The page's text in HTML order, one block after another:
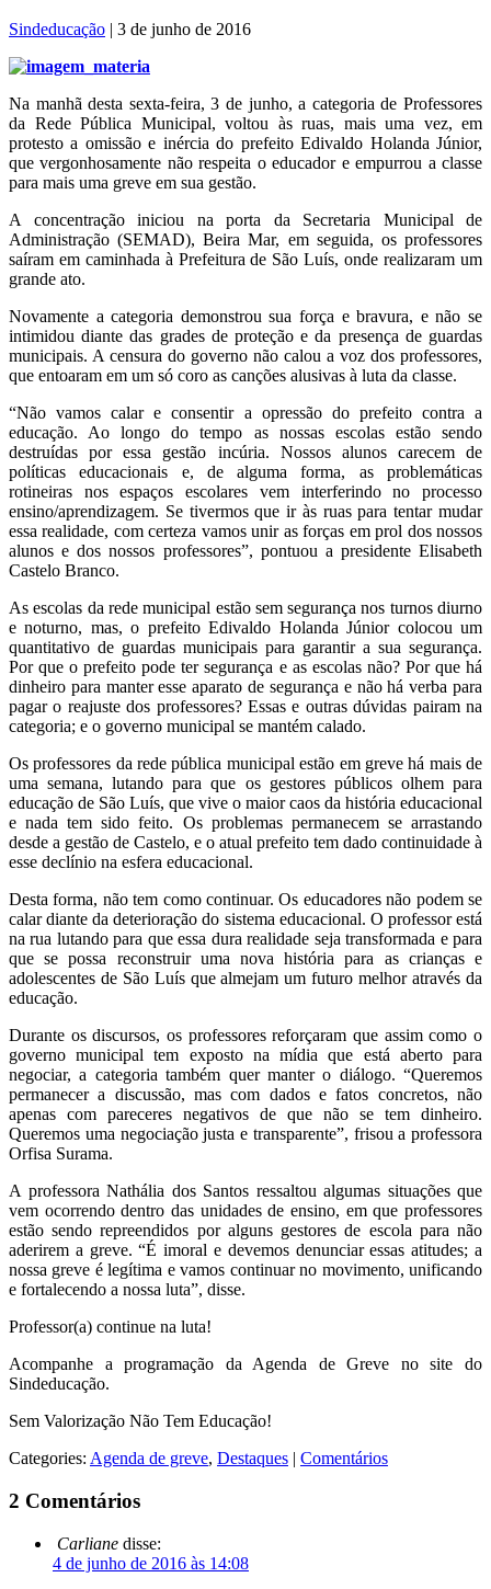
Sindeducação | 3 de junho de 2016
Na manhã desta sexta-feira, 3 de junho, a categoria de Professores
da Rede Pública Municipal, voltou às ruas, mais uma vez, em
protesto a omissão e inércia do prefeito Edivaldo Holanda Júnior,
que vergonhosamente não respeita o educador e empurrou a classe
para mais uma greve em sua gestão.
A concentração iniciou na porta da Secretaria Municipal de
Administração (SEMAD), Beira Mar, em seguida, os professores
saíram em caminhada à Prefeitura de São Luís, onde realizaram um
grande ato.
Novamente a categoria demonstrou sua força e bravura, e não se
intimidou diante das grades de proteção e da presença de guardas
municipais. A censura do governo não calou a voz dos professores,
que entoaram em um só coro as canções alusivas à luta da classe.
“Não vamos calar e consentir a opressão do prefeito contra a
educação. Ao longo do tempo as nossas escolas estão sendo
destruídas por essa gestão incúria. Nossos alunos carecem de
políticas educacionais e, de alguma forma, as problemáticas
rotineiras nos espaços escolares vem interferindo no processo
ensino/aprendizagem. Se tivermos que ir às ruas para tentar mudar
essa realidade, com certeza vamos unir as forças em prol dos nossos
alunos e dos nossos professores”, pontuou a presidente Elisabeth
Castelo Branco.
As escolas da rede municipal estão sem segurança nos turnos diurno
e noturno, mas, o prefeito Edivaldo Holanda Júnior colocou um
quantitativo de guardas municipais para garantir a sua segurança.
Por que o prefeito pode ter segurança e as escolas não? Por que há
dinheiro para manter esse aparato de segurança e não há verba para
pagar o reajuste dos professores? Essas e outras dúvidas pairam na
categoria; e o governo municipal se mantém calado.
Os professores da rede pública municipal estão em greve há mais de
uma semana, lutando para que os gestores públicos olhem para
educação de São Luís, que vive o maior caos da história educacional
e nada tem sido feito. Os problemas permanecem se arrastando
desde a gestão de Castelo, e o atual prefeito tem dado continuidade à
esse declínio na esfera educacional.
Desta forma, não tem como continuar. Os educadores não podem se
calar diante da deterioração do sistema educacional. O professor está
na rua lutando para que essa dura realidade seja transformada e para
que se possa reconstruir uma nova história para as crianças e
adolescentes de São Luís que almejam um futuro melhor através da
educação.
Durante os discursos, os professores reforçaram que assim como o
governo municipal tem exposto na mídia que está aberto para
negociar, a categoria também quer manter o diálogo. “Queremos
permanecer a discussão, mas com dados e fatos concretos, não
apenas com pareceres negativos de que não se tem dinheiro.
Queremos uma negociação justa e transparente”, frisou a professora
Orfisa Surama.
A professora Nathália dos Santos ressaltou algumas situações que
vem ocorrendo dentro das unidades de ensino, em que professores
estão sendo repreendidos por alguns gestores de escola para não
aderirem a greve. “É imoral e devemos denunciar essas atitudes; a
nossa greve é legítima e vamos continuar no movimento, unificando
e fortalecendo a nossa luta”, disse.
Professor(a) continue na luta!
Acompanhe a programação da Agenda de Greve no site do
Sindeducação.
Sem Valorização Não Tem Educação!
Categories: Agenda de greve, Destaques | Comentários
2 Comentários
Carliane disse:
4 de junho de 2016 às 14:08